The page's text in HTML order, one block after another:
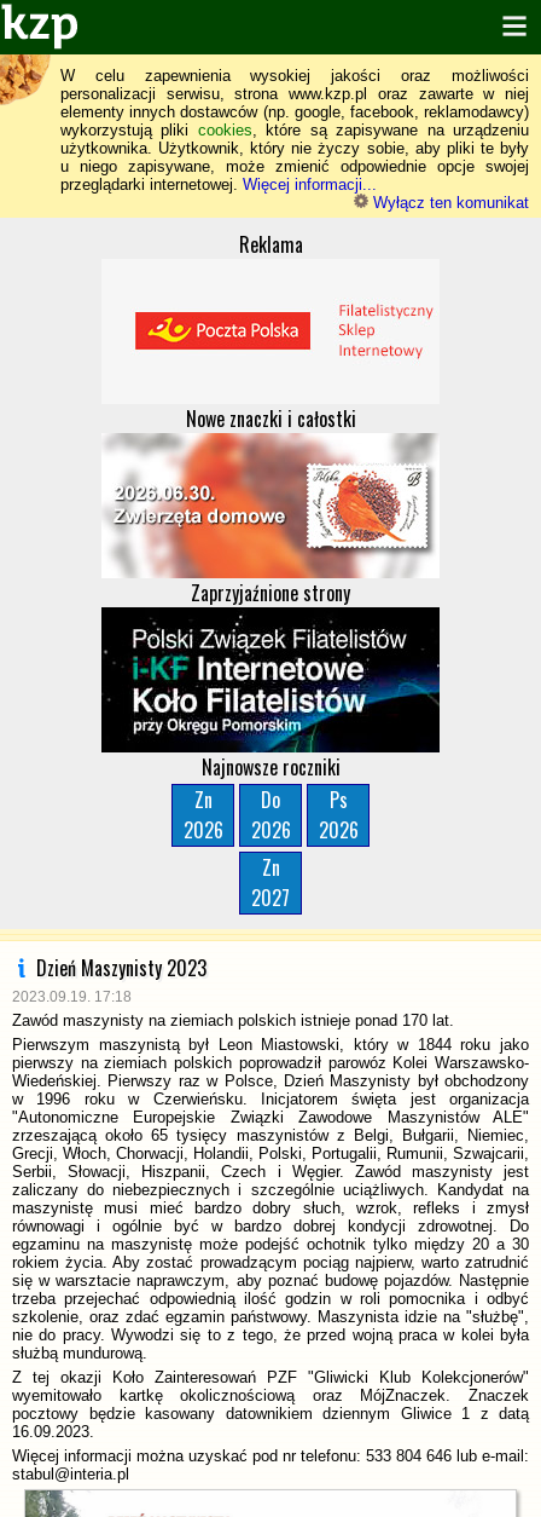
W celu zapewnienia wysokiej jakości oraz możliwości
personalizacji serwisu, strona www.kzp.pl oraz zawarte w niej
elementy innych dostawców (np. google, facebook, reklamodawcy)
wykorzystują pliki cookies, które są zapisywane na urządzeniu
użytkownika. Użytkownik, który nie życzy sobie, aby pliki te były
u niego zapisywane, może zmienić odpowiednie opcje swojej
przeglądarki internetowej. Więcej informacji...
Wyłącz ten komunikat
Reklama
Nowe znaczki i całostki
Zaprzyjaźnione strony
Najnowsze roczniki
Zn
2026
Do
2026
Ps
2026
Zn
2027
Dzień Maszynisty 2023
2023.09.19. 17:18
Zawód maszynisty na ziemiach polskich istnieje ponad 170 lat.
Pierwszym maszynistą był Leon Miastowski, który w 1844 roku jako
pierwszy na ziemiach polskich poprowadził parowóz Kolei Warszawsko-
Wiedeńskiej. Pierwszy raz w Polsce, Dzień Maszynisty był obchodzony
w 1996 roku w Czerwieńsku. Inicjatorem święta jest organizacja
"Autonomiczne Europejskie Związki Zawodowe Maszynistów ALE"
zrzeszającą około 65 tysięcy maszynistów z Belgi, Bułgarii, Niemiec,
Grecji, Włoch, Chorwacji, Holandii, Polski, Portugalii, Rumunii, Szwajcarii,
Serbii, Słowacji, Hiszpanii, Czech i Węgier. Zawód maszynisty jest
zaliczany do niebezpiecznych i szczególnie uciążliwych. Kandydat na
maszynistę musi mieć bardzo dobry słuch, wzrok, refleks i zmysł
równowagi i ogólnie być w bardzo dobrej kondycji zdrowotnej. Do
egzaminu na maszynistę może podejść ochotnik tylko między 20 a 30
rokiem życia. Aby zostać prowadzącym pociąg najpierw, warto zatrudnić
się w warsztacie naprawczym, aby poznać budowę pojazdów. Następnie
trzeba przejechać odpowiednią ilość godzin w roli pomocnika i odbyć
szkolenie, oraz zdać egzamin państwowy. Maszynista idzie na "służbę",
nie do pracy. Wywodzi się to z tego, że przed wojną praca w kolei była
służbą mundurową.
Z tej okazji Koło Zainteresowań PZF "Gliwicki Klub Kolekcjonerów"
wyemitowało kartkę okolicznościową oraz MójZnaczek. Znaczek
pocztowy będzie kasowany datownikiem dziennym Gliwice 1 z datą
16.09.2023.
Więcej informacji można uzyskać pod nr telefonu: 533 804 646 lub e-mail:
stabul@interia.pl